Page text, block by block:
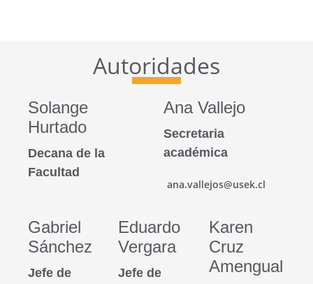
Autoridades
Solange
Hurtado
Decana de la
Facultad
Ana Vallejo
Secretaria
académica
ana.vallejos@usek.cl
Gabriel
Sánchez
Jefe de
Eduardo
Vergara
Jefe de
Karen
Cruz
Amengual